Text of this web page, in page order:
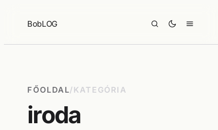
BobLOG
FŐOLDAL/KATEGÓRIA
iroda